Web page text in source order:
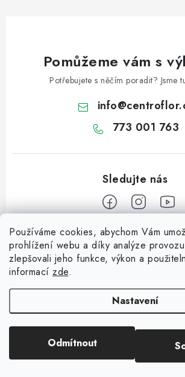
Používáme cookies, abychom Vám
prohlížení webu a díky analýze
zlepšovali jeho funkce, výkon a
informací zde.
Nastavení
Odmítnout
Pomůžeme vám s
Potřebujete s něčím poradit? Jsme
info@
773 001 763
Informace pro vás
Dopravné
Kontaktujte nás
Hodnocení obchodu
Tipy na tvoření
Jutový Mikuláš, anděl a čert - perfektní zábava
Mikuláš, anděl a čert - perfektní tvoření pro děti
Vytvořil Shoptet
Copyright 2026CENTROFLOR, s.r.o. .